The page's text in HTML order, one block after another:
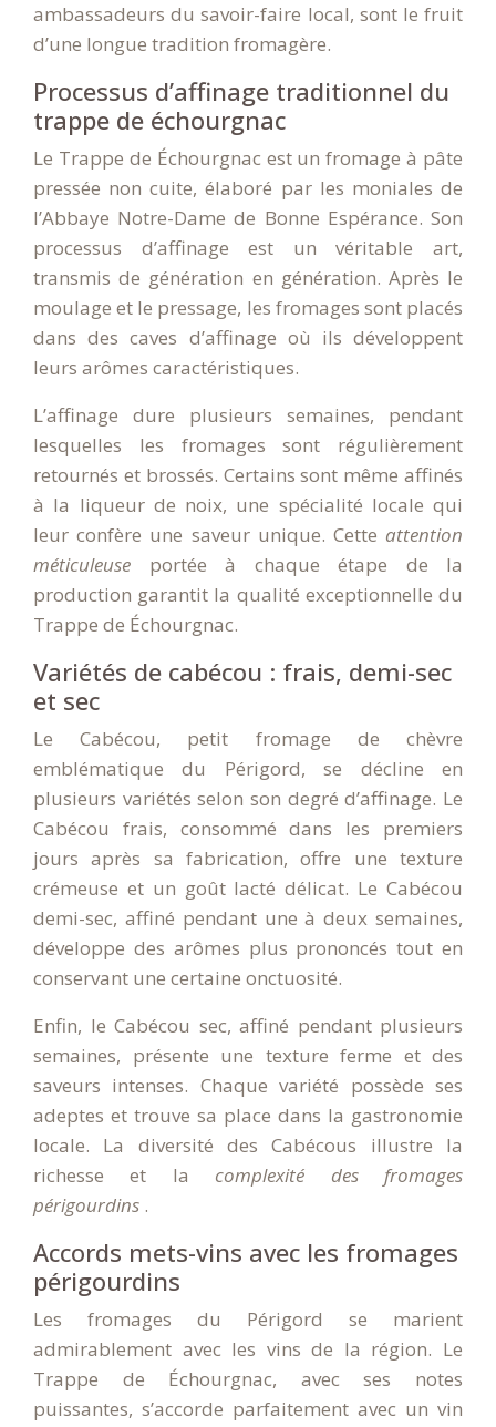
ambassadeurs du savoir-faire local, sont le fruit
d’une longue tradition fromagère.
Processus d’affinage traditionnel du
trappe de échourgnac
Le Trappe de Échourgnac est un fromage à pâte
pressée non cuite, élaboré par les moniales de
l’Abbaye Notre-Dame de Bonne Espérance. Son
processus d’affinage est un véritable art,
transmis de génération en génération. Après le
moulage et le pressage, les fromages sont placés
dans des caves d’affinage où ils développent
leurs arômes caractéristiques.
L’affinage dure plusieurs semaines, pendant
lesquelles les fromages sont régulièrement
retournés et brossés. Certains sont même affinés
à la liqueur de noix, une spécialité locale qui
leur confère une saveur unique. Cette attention
méticuleuse portée à chaque étape de la
production garantit la qualité exceptionnelle du
Trappe de Échourgnac.
Variétés de cabécou : frais, demi-sec
et sec
Le Cabécou, petit fromage de chèvre
emblématique du Périgord, se décline en
plusieurs variétés selon son degré d’affinage. Le
Cabécou frais, consommé dans les premiers
jours après sa fabrication, offre une texture
crémeuse et un goût lacté délicat. Le Cabécou
demi-sec, affiné pendant une à deux semaines,
développe des arômes plus prononcés tout en
conservant une certaine onctuosité.
Enfin, le Cabécou sec, affiné pendant plusieurs
semaines, présente une texture ferme et des
saveurs intenses. Chaque variété possède ses
adeptes et trouve sa place dans la gastronomie
locale. La diversité des Cabécous illustre la
richesse et la complexité des fromages
périgourdins .
Accords mets-vins avec les fromages
périgourdins
Les fromages du Périgord se marient
admirablement avec les vins de la région. Le
Trappe de Échourgnac, avec ses notes
puissantes, s’accorde parfaitement avec un vin